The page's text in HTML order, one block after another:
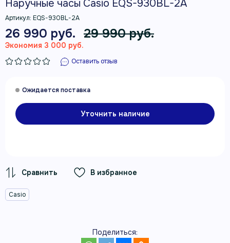
Наручные часы Casio EQS-930BL-2A
Артикул: EQS-930BL-2A
26 990 руб. 29 990 руб.
Экономия 3 000 руб.
Оставить отзыв
Уточнить наличие
В избранное
Casio
Поделиться: